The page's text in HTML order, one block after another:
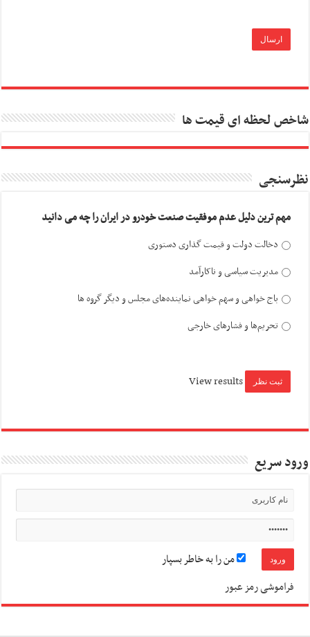
شاخص لحظه ای قیمت ها
نظرسنجی
مهم ترین دلیل عدم موفقیت صنعت خودرو در ایران را چه می دانید
دخالت دولت و قیمت گذاری دستوری
مدیریت سیاسی و ناکارآمد
باج خواهی و سهم خواهی نماینده‌های مجلس و دیگر گروه ها
تحریم‌ها و فشارهای خارجی
View results
ورود سریع
من را به خاطر بسپار
فراموشی رمز عبور